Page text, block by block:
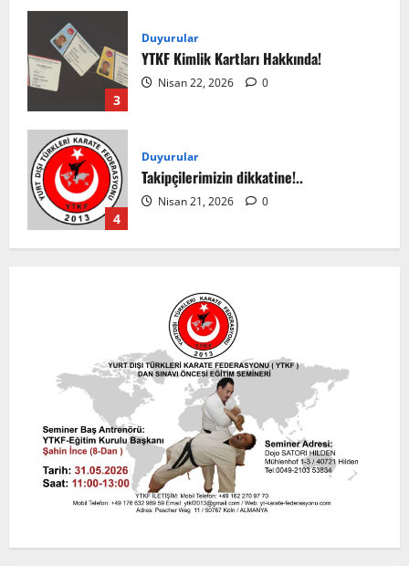
3
Duyurular
YTKF Kimlik Kartları Hakkında!
Nisan 22, 2026 0
4
Duyurular
Takipçilerimizin dikkatine!..
Nisan 21, 2026 0